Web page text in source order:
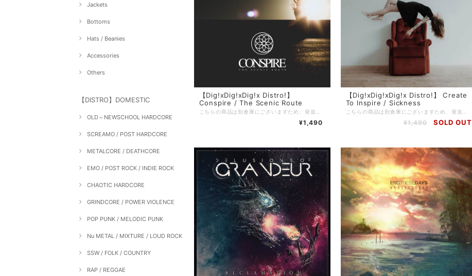
Jackets
Bottoms
Hats / Beanies
Accessories
Others
【DISTRO】DOMESTIC
OLD～NEWSCHOOL HARDCORE
SCREAMO / POST HARDCORE
METALCORE / DEATHCORE
EMO / POST ROCK / INDIE ROCK
CHAOTIC HARDCORE
GRINDCORE / POWER VIOLENCE
POP PUNK / MELODIC PUNK
Nu METAL / MIXTURE / LOUD ROCK
SSW / FOLK / COUNTRY
RAP / REGGAE
【Dig!xDig!xDig!x Distro!】
Conspire / The Scenic Route
¥1,490
【Dig!xDig!xDig!x Distro!】 Create
To Inspire / Sickness
¥1,490 SOLD OUT